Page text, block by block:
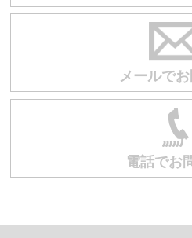
メールで
電話でお